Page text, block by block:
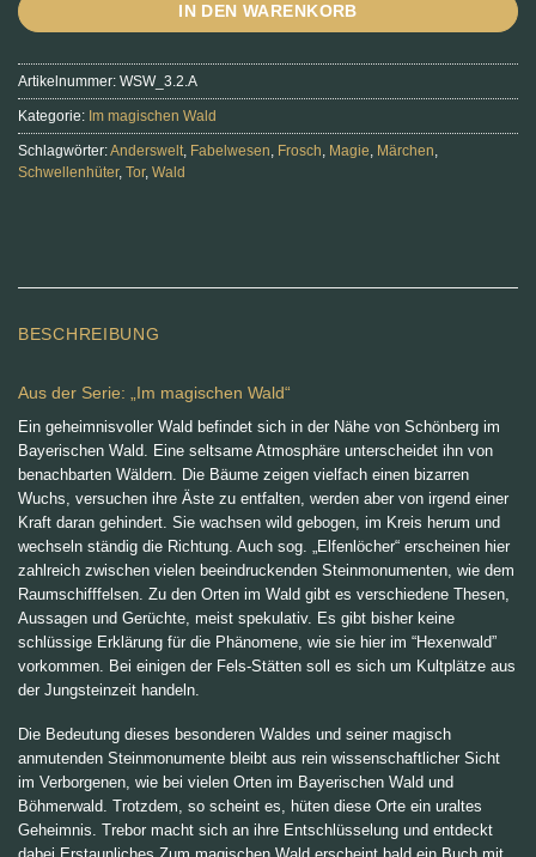
IN DEN WARENKORB
Artikelnummer: WSW_3.2.A
Kategorie: Im magischen Wald
Schlagwörter:Anderswelt Fabelwesen Frosch Magie Märchen
Schwellenhüter, Tor, Wald
BESCHREIBUNG
Aus der Serie: „Im magischen Wald“
Ein geheimnisvoller Wald befindet sich in der Nähe von Schönberg im
Bayerischen Wald. Eine seltsame Atmosphäre unterscheidet ihn von
benachbarten Wäldern. Die Bäume zeigen vielfach einen bizarren
Wuchs, versuchen ihre Äste zu entfalten, werden aber von irgend einer
Kraft daran gehindert. Sie wachsen wild gebogen, im Kreis herum und
wechseln ständig die Richtung. Auch sog. „Elfenlöcher“ erscheinen hier
zahlreich zwischen vielen beeindruckenden Steinmonumenten, wie dem
Raumschifffelsen. Zu den Orten im Wald gibt es verschiedene Thesen,
Aussagen und Gerüchte, meist spekulativ. Es gibt bisher keine
schlüssige Erklärung für die Phänomene, wie sie hier im “Hexenwald”
vorkommen. Bei einigen der Fels-Stätten soll es sich um Kultplätze aus
der Jungsteinzeit handeln.
Die Bedeutung dieses besonderen Waldes und seiner magisch
anmutenden Steinmonumente bleibt aus rein wissenschaftlicher Sicht
im Verborgenen, wie bei vielen Orten im Bayerischen Wald und
Böhmerwald. Trotzdem, so scheint es, hüten diese Orte ein uraltes
Geheimnis. Trebor macht sich an ihre Entschlüsselung und entdeckt